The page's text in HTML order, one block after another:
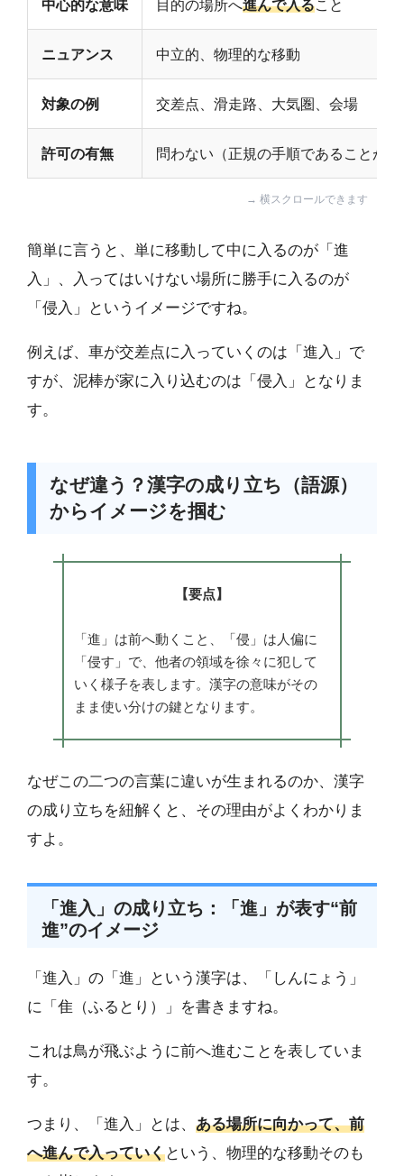
中心的な意味 目的の場所へ進んで入る こと
ニュアンス 中立的、物理的な移動
対象の例 交差点、滑走路、大気圏、会場
許可の有無 問わない（正規の手順であることが
簡単に言うと、単に移動して中に入るのが「進
入」、入ってはいけない場所に勝手に入るのが
「侵入」というイメージですね。
例えば、車が交差点に入っていくのは「進入」で
すが、泥棒が家に入り込むのは「侵入」となりま
す。
なぜ違う？漢字の成り立ち（語源）
からイメージを掴む
【要点】
「進」は前へ動くこと、「侵」は人偏に
「侵す」で、他者の領域を徐々に犯して
いく様子を表します。漢字の意味がその
まま使い分けの鍵となります。
なぜこの二つの言葉に違いが生まれるのか、漢字
の成り立ちを紐解くと、その理由がよくわかりま
すよ。
「進入」の成り立ち：「進」が表す“前
進”のイメージ
「進入」の「進」という漢字は、「しんにょう」
に「隹（ふるとり）」を書きますね。
これは鳥が飛ぶように前へ進むことを表していま
す。
つまり、「進入」とは、 ある場所に向かって、前
へ進んで入っていくという、物理的な移動そのも